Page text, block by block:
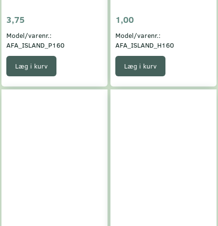
3,75
Model/varenr.:
AFA_ISLAND_P160
Læg i kurv
1,00
Model/varenr.:
AFA_ISLAND_H160
Læg i kurv